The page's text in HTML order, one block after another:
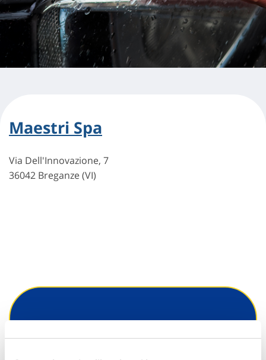
Maestri Spa
Via Dell'Innovazione, 7
36042 Breganze (VI)